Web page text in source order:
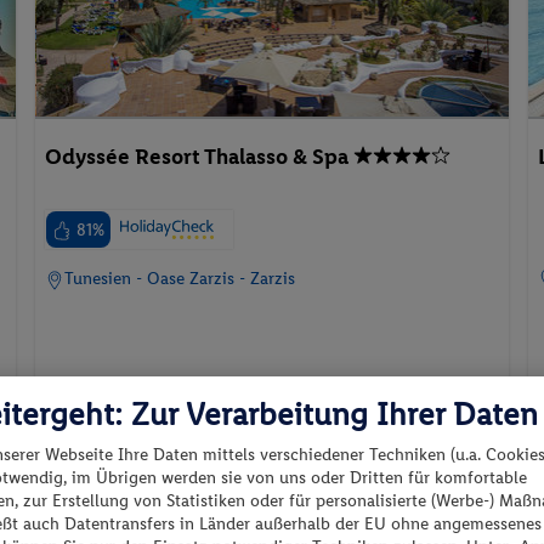
Odyssée Resort Thalasso & Spa
81%
Tunesien - Oase Zarzis - Zarzis
Double Standard Room
All-Inclusive
p.P. ab
168.-
2 Pers. / 3 Nächte
/ 336 € Gesamt
Zur Verarbeitung Ihrer Daten
Webseite Ihre Daten mittels verschiedener Techniken (u.a.
im Übrigen werden sie von uns oder Dritten für komfortable
zur Erstellung von Statistiken oder für personalisierte (Werbe-)
auch Datentransfers in Länder außerhalb der EU ohne